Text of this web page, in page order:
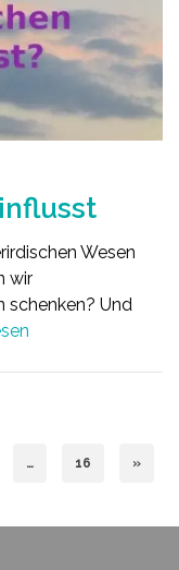
Wesen
wir
schenken? Und
… 16 »